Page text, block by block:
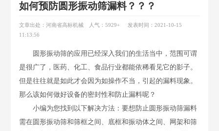
如何预防圆形振动筛漏料？？？
文章出处：河南省高标机械 人气：5929+
发表时间：2021-10-15
11:13:56
圆形振动筛的应用已经深入我们的生活当中，范围可谓
是很广了，医药、化工、食品行业都能依稀看见它的影子。
但是往往就是如此才会因为如操作不当，引起的漏料现象。
那么该如何做好设备的密封性和防止漏料呢？
小编为您找到以下解决方法：要想防止圆形振动筛漏料
需在圆形振动筛和筛框之间、底框和振动体之间、网架和筛